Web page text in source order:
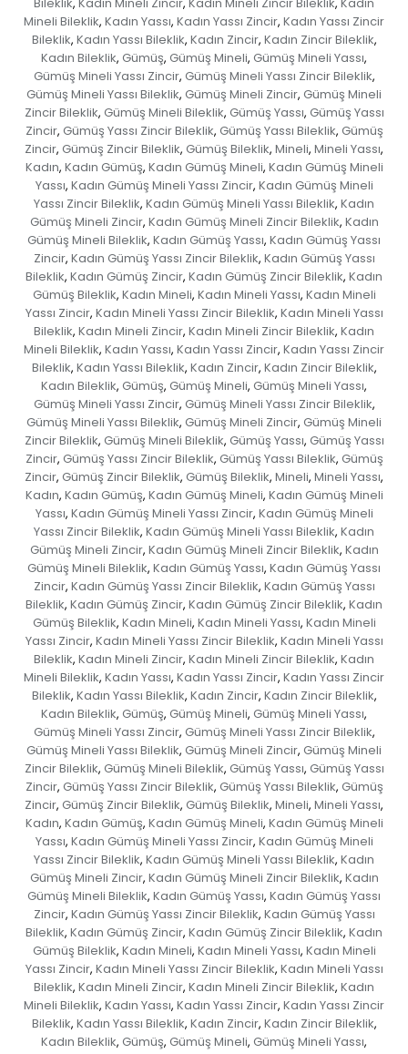
Bileklik, Kadın Mineli Zincir, Kadın Mineli Zincir Bileklik, Kadın
Mineli Bileklik, Kadın Yassı, Kadın Yassı Zincir, Kadın Yassı Zincir
Bileklik, Kadın Yassı Bileklik, Kadın Zincir, Kadın Zincir Bileklik,
Kadın Bileklik, Gümüş, Gümüş Mineli, Gümüş Mineli Yassı,
Gümüş Mineli Yassı Zincir, Gümüş Mineli Yassı Zincir Bileklik,
Gümüş Mineli Yassı Bileklik, Gümüş Mineli Zincir, Gümüş Mineli
Zincir Bileklik, Gümüş Mineli Bileklik, Gümüş Yassı, Gümüş Yassı
Zincir, Gümüş Yassı Zincir Bileklik, Gümüş Yassı Bileklik, Gümüş
Zincir, Gümüş Zincir Bileklik, Gümüş Bileklik, Mineli, Mineli Yassı,
Kadın, Kadın Gümüş, Kadın Gümüş Mineli, Kadın Gümüş Mineli
Yassı, Kadın Gümüş Mineli Yassı Zincir, Kadın Gümüş Mineli
Yassı Zincir Bileklik, Kadın Gümüş Mineli Yassı Bileklik, Kadın
Gümüş Mineli Zincir, Kadın Gümüş Mineli Zincir Bileklik, Kadın
Gümüş Mineli Bileklik, Kadın Gümüş Yassı, Kadın Gümüş Yassı
Zincir, Kadın Gümüş Yassı Zincir Bileklik, Kadın Gümüş Yassı
Bileklik, Kadın Gümüş Zincir, Kadın Gümüş Zincir Bileklik, Kadın
Gümüş Bileklik, Kadın Mineli, Kadın Mineli Yassı, Kadın Mineli
Yassı Zincir, Kadın Mineli Yassı Zincir Bileklik, Kadın Mineli Yassı
Bileklik, Kadın Mineli Zincir, Kadın Mineli Zincir Bileklik, Kadın
Mineli Bileklik, Kadın Yassı, Kadın Yassı Zincir, Kadın Yassı Zincir
Bileklik, Kadın Yassı Bileklik, Kadın Zincir, Kadın Zincir Bileklik,
Kadın Bileklik, Gümüş, Gümüş Mineli, Gümüş Mineli Yassı,
Gümüş Mineli Yassı Zincir, Gümüş Mineli Yassı Zincir Bileklik,
Gümüş Mineli Yassı Bileklik, Gümüş Mineli Zincir, Gümüş Mineli
Zincir Bileklik, Gümüş Mineli Bileklik, Gümüş Yassı, Gümüş Yassı
Zincir, Gümüş Yassı Zincir Bileklik, Gümüş Yassı Bileklik, Gümüş
Zincir, Gümüş Zincir Bileklik, Gümüş Bileklik, Mineli, Mineli Yassı,
Kadın, Kadın Gümüş, Kadın Gümüş Mineli, Kadın Gümüş Mineli
Yassı, Kadın Gümüş Mineli Yassı Zincir, Kadın Gümüş Mineli
Yassı Zincir Bileklik, Kadın Gümüş Mineli Yassı Bileklik, Kadın
Gümüş Mineli Zincir, Kadın Gümüş Mineli Zincir Bileklik, Kadın
Gümüş Mineli Bileklik, Kadın Gümüş Yassı, Kadın Gümüş Yassı
Zincir, Kadın Gümüş Yassı Zincir Bileklik, Kadın Gümüş Yassı
Bileklik, Kadın Gümüş Zincir, Kadın Gümüş Zincir Bileklik, Kadın
Gümüş Bileklik, Kadın Mineli, Kadın Mineli Yassı, Kadın Mineli
Yassı Zincir, Kadın Mineli Yassı Zincir Bileklik, Kadın Mineli Yassı
Bileklik, Kadın Mineli Zincir, Kadın Mineli Zincir Bileklik, Kadın
Mineli Bileklik, Kadın Yassı, Kadın Yassı Zincir, Kadın Yassı Zincir
Bileklik, Kadın Yassı Bileklik, Kadın Zincir, Kadın Zincir Bileklik,
Kadın Bileklik, Gümüş, Gümüş Mineli, Gümüş Mineli Yassı,
Gümüş Mineli Yassı Zincir, Gümüş Mineli Yassı Zincir Bileklik,
Gümüş Mineli Yassı Bileklik, Gümüş Mineli Zincir, Gümüş Mineli
Zincir Bileklik, Gümüş Mineli Bileklik, Gümüş Yassı, Gümüş Yassı
Zincir, Gümüş Yassı Zincir Bileklik, Gümüş Yassı Bileklik, Gümüş
Zincir, Gümüş Zincir Bileklik, Gümüş Bileklik, Mineli, Mineli Yassı,
Kadın, Kadın Gümüş, Kadın Gümüş Mineli, Kadın Gümüş Mineli
Yassı, Kadın Gümüş Mineli Yassı Zincir, Kadın Gümüş Mineli
Yassı Zincir Bileklik, Kadın Gümüş Mineli Yassı Bileklik, Kadın
Gümüş Mineli Zincir, Kadın Gümüş Mineli Zincir Bileklik, Kadın
Gümüş Mineli Bileklik, Kadın Gümüş Yassı, Kadın Gümüş Yassı
Zincir, Kadın Gümüş Yassı Zincir Bileklik, Kadın Gümüş Yassı
Bileklik, Kadın Gümüş Zincir, Kadın Gümüş Zincir Bileklik, Kadın
Gümüş Bileklik, Kadın Mineli, Kadın Mineli Yassı, Kadın Mineli
Yassı Zincir, Kadın Mineli Yassı Zincir Bileklik, Kadın Mineli Yassı
Bileklik, Kadın Mineli Zincir, Kadın Mineli Zincir Bileklik, Kadın
Mineli Bileklik, Kadın Yassı, Kadın Yassı Zincir, Kadın Yassı Zincir
Bileklik, Kadın Yassı Bileklik, Kadın Zincir, Kadın Zincir Bileklik,
Kadın Bileklik, Gümüş, Gümüş Mineli, Gümüş Mineli Yassı,